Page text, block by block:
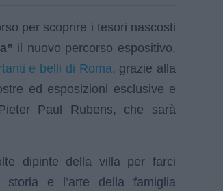
per scoprire i tesori nascosti
il nuovo percorso espositivo,
e belli di Roma, grazie alla
ed esposizioni esclusive e
Paul Rubens, che sarà
dipinte della villa per farci
e l’arte della famiglia